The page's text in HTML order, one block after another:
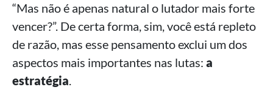
“Mas não é apenas natural o lutador mais forte
vencer?”. De certa forma, sim, você está repleto
de razão, mas esse pensamento exclui um dos
aspectos mais importantes nas lutas: a
estratégia.